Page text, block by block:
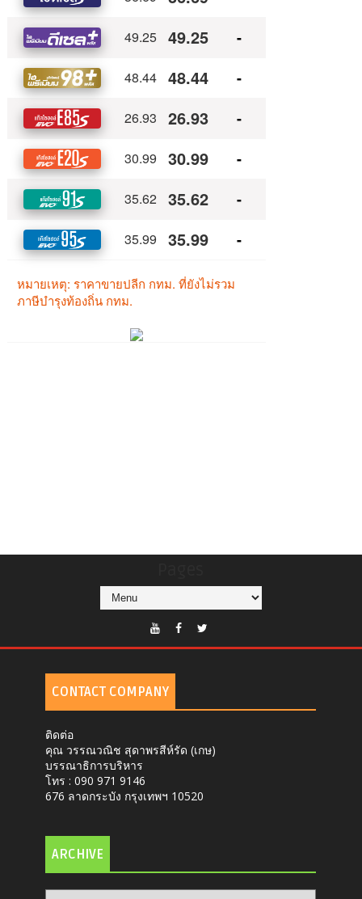
CONTACT COMPANY
ติดต่อ
คุณ วรรณวณิช สุดาพรสีห์รัด (เกษ)
บรรณาธิการบริหาร
โทร : 090 971 9146
676 ลาดกระบัง กรุงเทพฯ 10520
ARCHIVE